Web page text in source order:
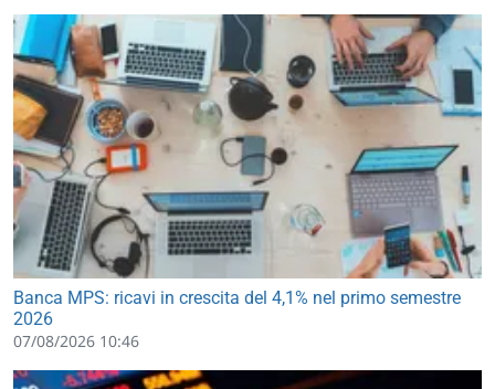
Banca MPS: ricavi in crescita del 4,1% nel primo semestre
2026
07/08/2026 10:46